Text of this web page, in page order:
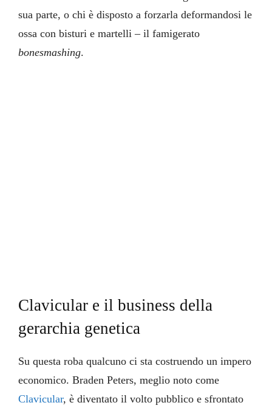
sua parte, o chi è disposto a forzarla deformandosi le
ossa con bisturi e martelli – il famigerato
bonesmashing.
Clavicular e il business della
gerarchia genetica
Su questa roba qualcuno ci sta costruendo un impero
economico. Braden Peters, meglio noto come
Clavicular, è diventato il volto pubblico e sfrontato